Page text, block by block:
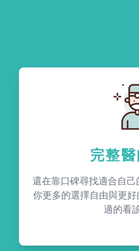
完整
還在靠口碑尋找適合自
你更多的選擇自由與更
適的看